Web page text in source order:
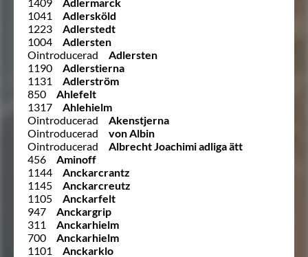
1041
Adlersköld
1223
Adlerstedt
1004
Adlersten
Ointroducerad
Adlersten
1190
Adlerstierna
1131
Adlerström
850
Ahlefelt
1317
Ahlehielm
Ointroducerad
Akenstjerna
Ointroducerad
von Albin
Ointroducerad
Albrecht Joachimi adliga ätt
456
Aminoff
1144
Anckarcrantz
1145
Anckarcreutz
1105
Anckarfelt
947
Anckargrip
311
Anckarhielm
700
Anckarhielm
1101
Anckarklo